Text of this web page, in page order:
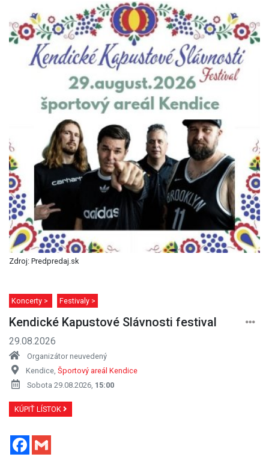
Zdroj: Predpredaj.sk
Koncerty > Festivaly >
Kendické Kapustové Slávnosti festival
29.08.2026
Organizátor neuvedený
Kendice, Športový areál Kendice
Sobota 29.08.2026, 15:00
KÚPIŤ LÍSTOK
Facebook